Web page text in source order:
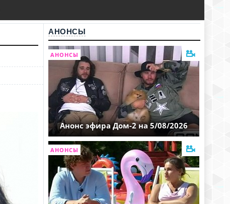
АНОНСЫ
АНОНСЫ
Анонс эфира Дом-2 на 5/08/2026
АНОНСЫ